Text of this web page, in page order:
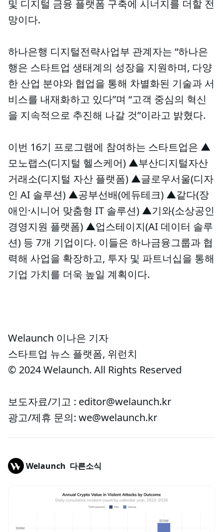
및 디지털 금융 플랫폼 구축에 시너지를 더할 전
망이다.
하나은행 디지털전략사업부 관계자는 “하나은
행은 스타트업 생태계의 성장을 지원하며, 다양
한 산업 분야와 협업을 통해 차별화된 기술과 서
비스를 내재화하고 있다”며 “고객 중심의 혁신
을 지속적으로 추진해 나갈 것”이라고 밝혔다.
이번 16기 프로그램에 참여하는 스타트업은 ▲
모노랩스(디지털 헬스케어) ▲부산디지털자산
거래소(디지털 자산 플랫폼) ▲글로우서울(디자
인 AI 솔루션) ▲공부선배(에듀테크) ▲같다(장
애인·시니어 맞춤형 IT 솔루션) ▲기와(소상공인
경영지원 플랫폼) ▲업스테이지(AI 데이터 솔루
션) 등 7개 기업이다. 이들은 하나금융그룹과 협
력해 사업을 확장하고, 투자 및 파트너십을 통해
기업 가치를 더욱 높일 계획이다.
Welaunch 이나은 기자
스타트업 뉴스 플랫폼, 위런치
© 2024 Welaunch. All Rights Reserved
보도자료/기고 : editor@welaunch.kr
광고/제휴 문의: we@welaunch.kr
Welaunch 다른소식